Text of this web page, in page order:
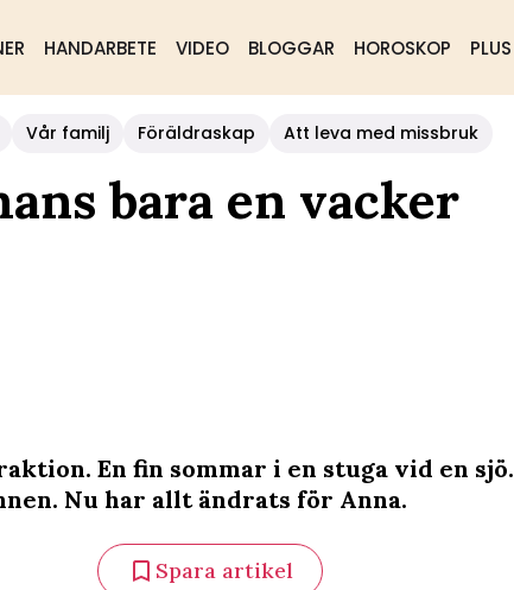
HANDARBETE VIDEO BLOGGAR HOROSKOP PLUS
Vår familj Föräldraskap Att leva med missbruk
bara en vacker
En fin sommar i en stuga vid en sjö.
Nu har allt ändrats för Anna.
Spara artikel